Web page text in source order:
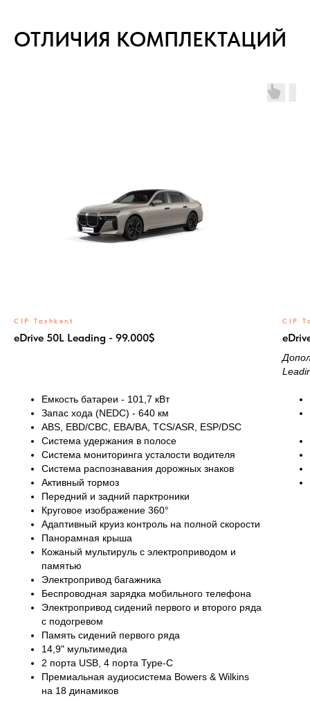
ФОТО САЛОНА BMW i7
ОТЛИЧИЯ КОМПЛЕКТАЦИЙ
CIP Tashkent
eDrive 50L Leading - 99.000$
Емкость батареи - 101,7 кВт
Запас хода (NEDC) - 640 км
ABS, EBD/CBC, EBA/BA, TCS/ASR, ESP/DSC
Система удержания в полосе
Система мониторинга усталости водителя
Система распознавания дорожных знаков
Активный тормоз
Передний и задний парктроники
Круговое изображение 360°
Адаптивный круиз контроль на полной скорости
Панорамная крыша
Кожаный мультируль с электроприводом и
памятью
Электропривод багажника
Беспроводная зарядка мобильного телефона
Электропривод сидений первого и второго ряда
с подогревом
Память сидений первого ряда
14,9" мультимедиа
2 порта USB, 4 порта Type-C
Премиальная аудиосистема Bowers & Wilkins
на 18 динамиков
CIP